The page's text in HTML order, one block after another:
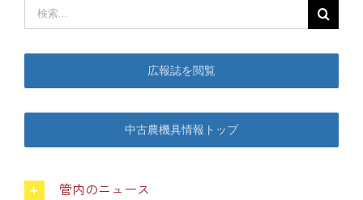
生産履歴WEBシステム
索
…
広報誌を閲覧
中古農機具情報トップ
管内のニュース